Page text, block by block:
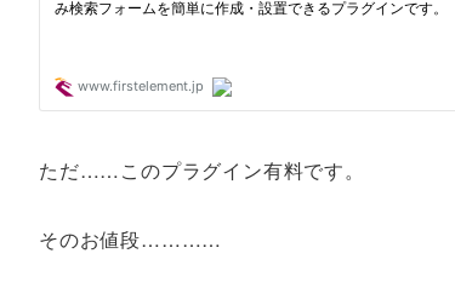
ただ……このプラグイン有料です。
そのお値段…………